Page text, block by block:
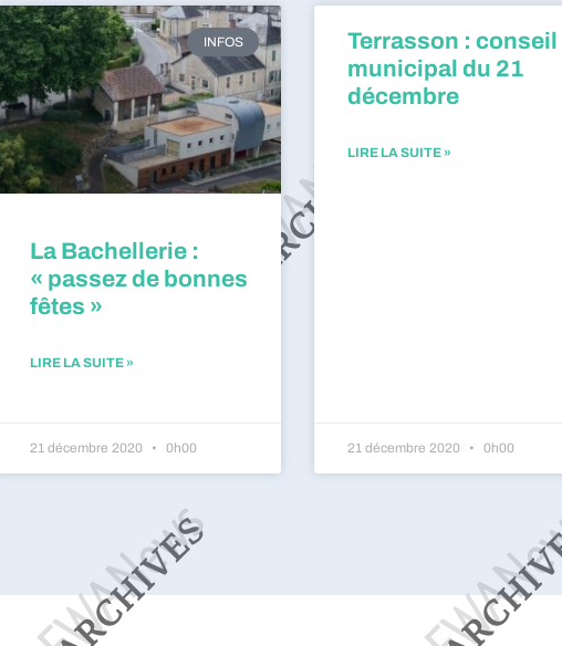
INFOS
La Bachellerie :
« passez de bonnes
fêtes »
LIRE LA SUITE »
21 décembre 2020 0h00
Terrasson : conseil
municipal du 21
décembre
LIRE LA SUITE »
21 décembre 2020 0h00